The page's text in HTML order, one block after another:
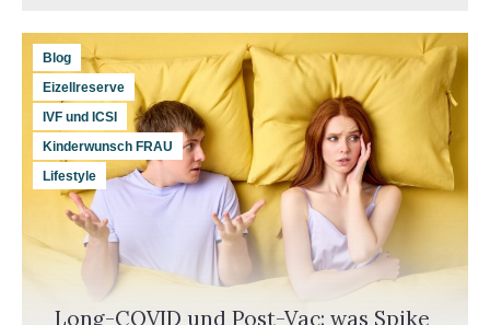
Blog
Eizellreserve
IVF und ICSI
Kinderwunsch FRAU
Lifestyle
Long-COVID und Post-Vac: was Spike